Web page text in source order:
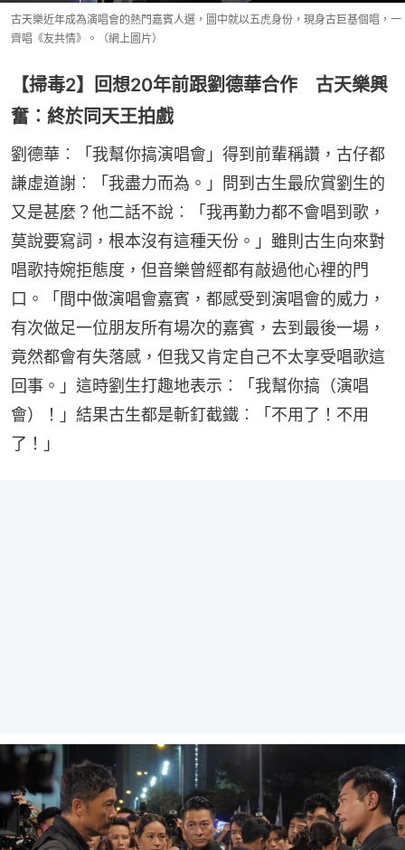
古天樂近年成為演唱會的熱門嘉賓人選，圖中就以五虎身份，現身古巨基個唱，一
齊唱《友共情》。（網上圖片）
【掃毒2】回想20年前跟劉德華合作 古天樂興
奮︰終於同天王拍戲
劉德華︰「我幫你搞演唱會」得到前輩稱讚，古仔都
謙虛道謝︰「我盡力而為。」問到古生最欣賞劉生的
又是甚麼？他二話不說︰「我再勤力都不會唱到歌，
莫說要寫詞，根本沒有這種天份。」雖則古生向來對
唱歌持婉拒態度，但音樂曾經都有敲過他心裡的門
口。「間中做演唱會嘉賓，都感受到演唱會的威力，
有次做足一位朋友所有場次的嘉賓，去到最後一場，
竟然都會有失落感，但我又肯定自己不太享受唱歌這
回事。」這時劉生打趣地表示︰「我幫你搞（演唱
會）！」結果古生都是斬釘截鐵︰「不用了！不用
了！」